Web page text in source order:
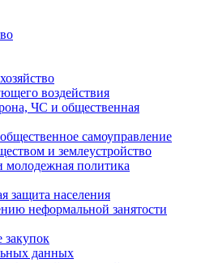
воздействия
ЧС и общественная
самоуправление
и землеустройство
молодежная политика
защита населения
неформальной занятости
закупок
данных